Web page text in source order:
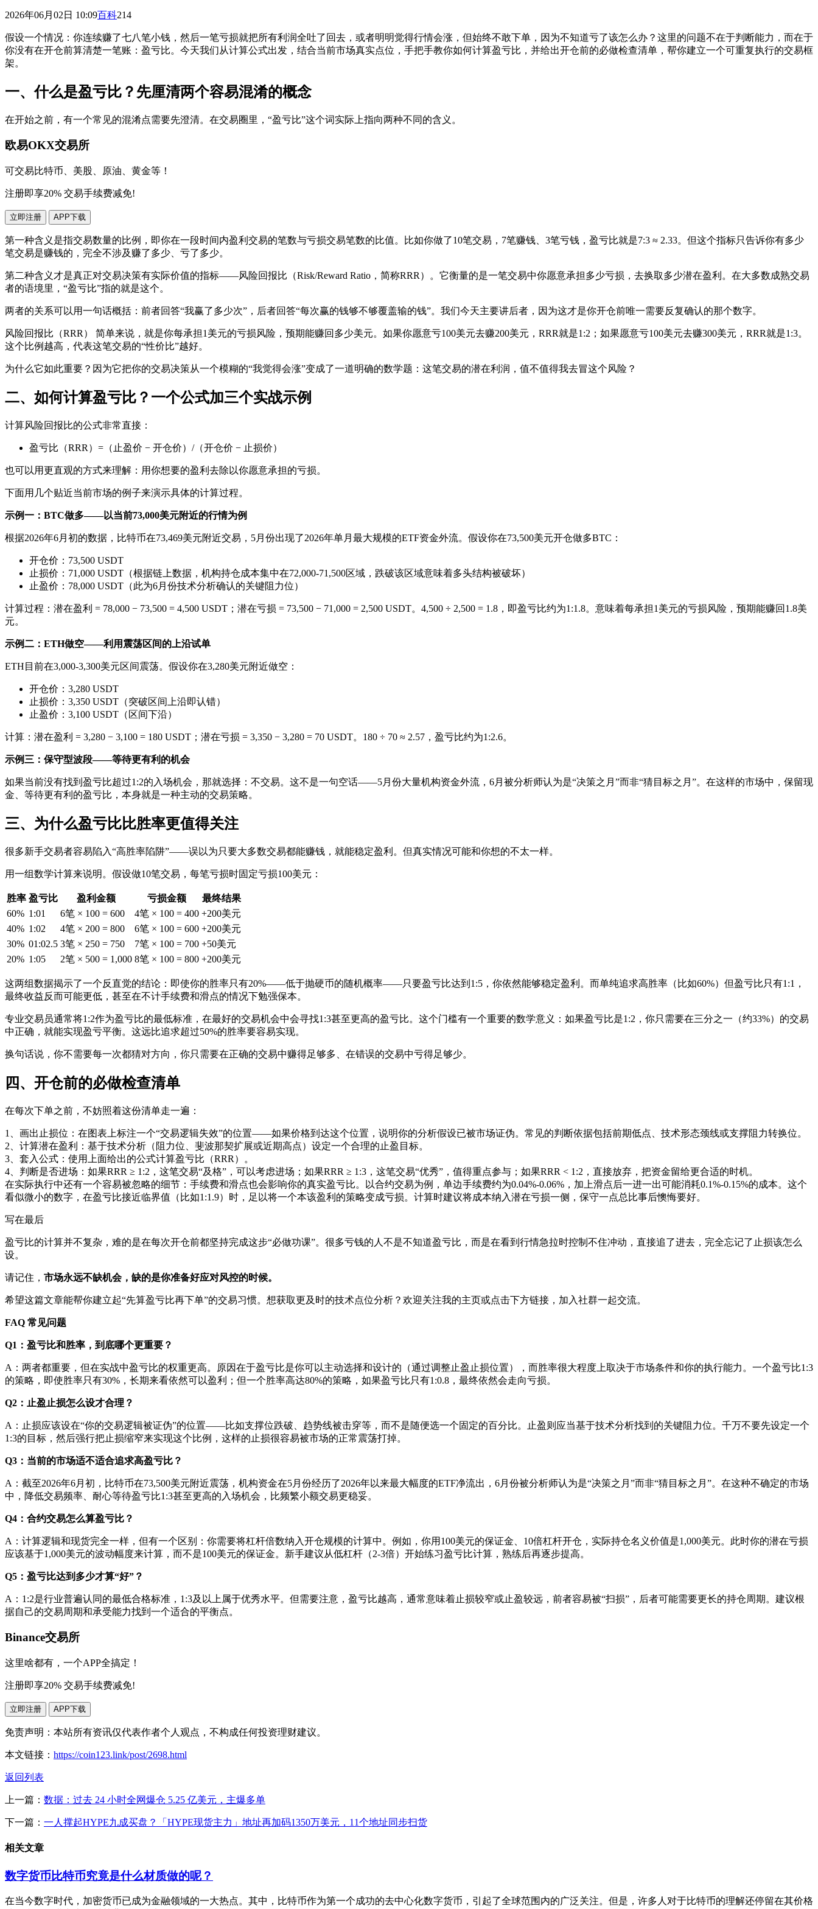
2026年06月02日 10:09百科214
假设一个情况：你连续赚了七八笔小钱，然后一笔亏损就把所有利润全吐了回去，或者明明觉得行情会涨，但始终不敢下单，因为不知道亏了该怎么办？这里的问题不在于判断能力，而在于
你没有在开仓前算清楚一笔账：盈亏比。今天我们从计算公式出发，结合当前市场真实点位，手把手教你如何计算盈亏比，并给出开仓前的必做检查清单，帮你建立一个可重复执行的交易框
架。
一、什么是盈亏比？先厘清两个容易混淆的概念
在开始之前，有一个常见的混淆点需要先澄清。在交易圈里，“盈亏比”这个词实际上指向两种不同的含义。
欧易OKX交易所
可交易比特币、美股、原油、黄金等！
注册即享20% 交易手续费减免!
立即注册 APP下载
第一种含义是指交易数量的比例，即你在一段时间内盈利交易的笔数与亏损交易笔数的比值。比如你做了10笔交易，7笔赚钱、3笔亏钱，盈亏比就是7:3 ≈ 2.33。但这个指标只告诉你有多少
笔交易是赚钱的，完全不涉及赚了多少、亏了多少。
第二种含义才是真正对交易决策有实际价值的指标——风险回报比（Risk/Reward Ratio，简称RRR）。它衡量的是一笔交易中你愿意承担多少亏损，去换取多少潜在盈利。在大多数成熟交易
者的语境里，“盈亏比”指的就是这个。
两者的关系可以用一句话概括：前者回答“我赢了多少次”，后者回答“每次赢的钱够不够覆盖输的钱”。我们今天主要讲后者，因为这才是你开仓前唯一需要反复确认的那个数字。
风险回报比（RRR） 简单来说，就是你每承担1美元的亏损风险，预期能赚回多少美元。如果你愿意亏100美元去赚200美元，RRR就是1:2；如果愿意亏100美元去赚300美元，RRR就是1:3。
这个比例越高，代表这笔交易的“性价比”越好。
为什么它如此重要？因为它把你的交易决策从一个模糊的“我觉得会涨”变成了一道明确的数学题：这笔交易的潜在利润，值不值得我去冒这个风险？
二、如何计算盈亏比？一个公式加三个实战示例
计算风险回报比的公式非常直接：
盈亏比（RRR）=（止盈价 − 开仓价）/（开仓价 − 止损价）
也可以用更直观的方式来理解：用你想要的盈利去除以你愿意承担的亏损。
下面用几个贴近当前市场的例子来演示具体的计算过程。
示例一：BTC做多——以当前73,000美元附近的行情为例
根据2026年6月初的数据，比特币在73,469美元附近交易，5月份出现了2026年单月最大规模的ETF资金外流。假设你在73,500美元开仓做多BTC：
开仓价：73,500 USDT
止损价：71,000 USDT（根据链上数据，机构持仓成本集中在72,000-71,500区域，跌破该区域意味着多头结构被破坏）
止盈价：78,000 USDT（此为6月份技术分析确认的关键阻力位）
计算过程：潜在盈利 = 78,000 − 73,500 = 4,500 USDT；潜在亏损 = 73,500 − 71,000 = 2,500 USDT。4,500 ÷ 2,500 = 1.8，即盈亏比约为1:1.8。意味着每承担1美元的亏损风险，预期能赚回1.8美
元。
示例二：ETH做空——利用震荡区间的上沿试单
ETH目前在3,000-3,300美元区间震荡。假设你在3,280美元附近做空：
开仓价：3,280 USDT
止损价：3,350 USDT（突破区间上沿即认错）
止盈价：3,100 USDT（区间下沿）
计算：潜在盈利 = 3,280 − 3,100 = 180 USDT；潜在亏损 = 3,350 − 3,280 = 70 USDT。180 ÷ 70 ≈ 2.57，盈亏比约为1:2.6。
示例三：保守型波段——等待更有利的机会
如果当前没有找到盈亏比超过1:2的入场机会，那就选择：不交易。这不是一句空话——5月份大量机构资金外流，6月被分析师认为是“决策之月”而非“猜目标之月”。在这样的市场中，保留现
金、等待更有利的盈亏比，本身就是一种主动的交易策略。
三、为什么盈亏比比胜率更值得关注
很多新手交易者容易陷入“高胜率陷阱”——误以为只要大多数交易都能赚钱，就能稳定盈利。但真实情况可能和你想的不太一样。
用一组数学计算来说明。假设做10笔交易，每笔亏损时固定亏损100美元：
胜率 盈亏比 盈利金额 亏损金额
最终结果
60% 1:01 6笔 × 100 = 600 4笔 × 100 = 400 +200美元
40% 1:02 4笔 × 200 = 800 6笔 × 100 = 600 +200美元
30% 01:02.5 3笔 × 250 = 750 7笔 × 100 = 700 +50美元
20% 1:05 2笔 × 500 = 1,000 8笔 × 100 = 800 +200美元
这两组数据揭示了一个反直觉的结论：即使你的胜率只有20%——低于抛硬币的随机概率——只要盈亏比达到1:5，你依然能够稳定盈利。而单纯追求高胜率（比如60%）但盈亏比只有1:1，
最终收益反而可能更低，甚至在不计手续费和滑点的情况下勉强保本。
专业交易员通常将1:2作为盈亏比的最低标准，在最好的交易机会中会寻找1:3甚至更高的盈亏比。这个门槛有一个重要的数学意义：如果盈亏比是1:2，你只需要在三分之一（约33%）的交易
中正确，就能实现盈亏平衡。这远比追求超过50%的胜率要容易实现。
换句话说，你不需要每一次都猜对方向，你只需要在正确的交易中赚得足够多、在错误的交易中亏得足够少。
四、开仓前的必做检查清单
在每次下单之前，不妨照着这份清单走一遍：
1、画出止损位：在图表上标注一个“交易逻辑失效”的位置——如果价格到达这个位置，说明你的分析假设已被市场证伪。常见的判断依据包括前期低点、技术形态颈线或支撑阻力转换位。
2、计算潜在盈利：基于技术分析（阻力位、斐波那契扩展或近期高点）设定一个合理的止盈目标。
3、套入公式：使用上面给出的公式计算盈亏比（RRR）。
4、判断是否进场：如果RRR ≥ 1:2，这笔交易“及格”，可以考虑进场；如果RRR ≥ 1:3，这笔交易“优秀”，值得重点参与；如果RRR < 1:2，直接放弃，把资金留给更合适的时机。
在实际执行中还有一个容易被忽略的细节：手续费和滑点也会影响你的真实盈亏比。以合约交易为例，单边手续费约为0.04%-0.06%，加上滑点后一进一出可能消耗0.1%-0.15%的成本。这个
看似微小的数字，在盈亏比接近临界值（比如1:1.9）时，足以将一个本该盈利的策略变成亏损。计算时建议将成本纳入潜在亏损一侧，保守一点总比事后懊悔要好。
写在最后
盈亏比的计算并不复杂，难的是在每次开仓前都坚持完成这步“必做功课”。很多亏钱的人不是不知道盈亏比，而是在看到行情急拉时控制不住冲动，直接追了进去，完全忘记了止损该怎么
设。
请记住， 市场永远不缺机会，缺的是你准备好应对风控的时候。
希望这篇文章能帮你建立起“先算盈亏比再下单”的交易习惯。想获取更及时的技术点位分析？欢迎关注我的主页或点击下方链接，加入社群一起交流。
FAQ 常见问题
Q1：盈亏比和胜率，到底哪个更重要？
A：两者都重要，但在实战中盈亏比的权重更高。原因在于盈亏比是你可以主动选择和设计的（通过调整止盈止损位置），而胜率很大程度上取决于市场条件和你的执行能力。一个盈亏比1:3
的策略，即使胜率只有30%，长期来看依然可以盈利；但一个胜率高达80%的策略，如果盈亏比只有1:0.8，最终依然会走向亏损。
Q2：止盈止损怎么设才合理？
A：止损应该设在“你的交易逻辑被证伪”的位置——比如支撑位跌破、趋势线被击穿等，而不是随便选一个固定的百分比。止盈则应当基于技术分析找到的关键阻力位。千万不要先设定一个
1:3的目标，然后强行把止损缩窄来实现这个比例，这样的止损很容易被市场的正常震荡打掉。
Q3：当前的市场适不适合追求高盈亏比？
A：截至2026年6月初，比特币在73,500美元附近震荡，机构资金在5月份经历了2026年以来最大幅度的ETF净流出，6月份被分析师认为是“决策之月”而非“猜目标之月”。在这种不确定的市场
中，降低交易频率、耐心等待盈亏比1:3甚至更高的入场机会，比频繁小额交易更稳妥。
Q4：合约交易怎么算盈亏比？
A：计算逻辑和现货完全一样，但有一个区别：你需要将杠杆倍数纳入开仓规模的计算中。例如，你用100美元的保证金、10倍杠杆开仓，实际持仓名义价值是1,000美元。此时你的潜在亏损
应该基于1,000美元的波动幅度来计算，而不是100美元的保证金。新手建议从低杠杆（2-3倍）开始练习盈亏比计算，熟练后再逐步提高。
Q5：盈亏比达到多少才算“好”？
A：1:2是行业普遍认同的最低合格标准，1:3及以上属于优秀水平。但需要注意，盈亏比越高，通常意味着止损较窄或止盈较远，前者容易被“扫损”，后者可能需要更长的持仓周期。建议根
据自己的交易周期和承受能力找到一个适合的平衡点。
Binance交易所
这里啥都有，一个APP全搞定！
注册即享20% 交易手续费减免!
立即注册 APP下载
免责声明：本站所有资讯仅代表作者个人观点，不构成任何投资理财建议。
本文链接： https://coin123.link/post/2698.html
返回列表
上一篇： 数据：过去 24 小时全网爆仓 5.25 亿美元，主爆多单
下一篇： 一人撑起HYPE九成买盘？「HYPE现货主力」地址再加码1350万美元，11个地址同步扫货
相关文章
数字货币比特币究竟是什么材质做的呢？
在当今数字时代，加密货币已成为金融领域的一大热点。其中，比特币作为第一个成功的去中心化数字货币，引起了全球范围内的广泛关注。但是，许多人对于比特币的理解还停留在其价格